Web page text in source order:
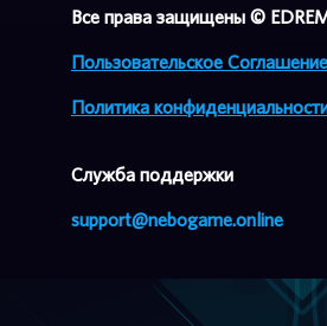
Все права защищены ©
Пользовательское Соглашение
Политика
Cлужба поддержки
support@nebogame.online